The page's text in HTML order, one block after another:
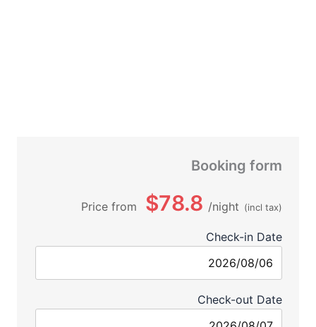
Booking form
Price from $78.8 night (incl tax)
Check-in Date
Check-out Date